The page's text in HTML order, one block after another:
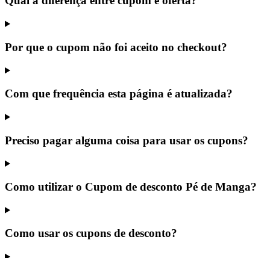
Por que o cupom não foi aceito no checkout?
Com que frequência esta página é atualizada?
Preciso pagar alguma coisa para usar os cupons?
Como utilizar o Cupom de desconto Pé de Manga?
Como usar os cupons de desconto?